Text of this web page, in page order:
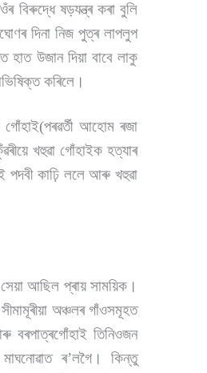
বিৰুদ্ধে ষড়যন্ত্ৰ কৰা বুলি
দিনা নিজ পুত্ৰ লাপলুপ
হাত উজান দিয়া বাবে লাকু
কৰিলে।
গোঁহাই(পৰৱৰ্তী আহোম ৰজা
খহুৱা গোঁহাইক হত্যাৰ
পদবী কাঢ়ি ললে আৰু খহুৱা
আছিল প্ৰায় সাময়িক।
অঞ্চলৰ গাঁওসমূহত
বৰপাত্ৰগোঁহাই তিনিওজন
ৰ’লগৈ। কিন্তু